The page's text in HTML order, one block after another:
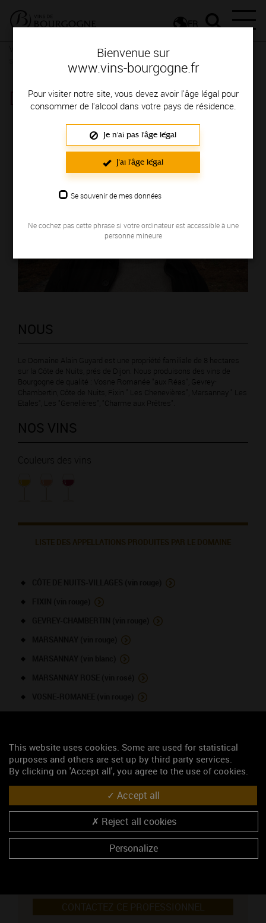
Bienvenue sur
www.vins-bourgogne.fr
Pour visiter notre site, vous devez avoir l'âge légal pour
consommer de l'alcool dans votre pays de résidence.
Je n'ai pas l'âge légal
J'ai l'âge légal
Se souvenir de mes données
Ne cochez pas cette phrase si votre ordinateur est accessible à une
personne mineure
FR
Femmes et hommes passionnés
DOMAINE GUYARD ALAIN
NOUS
Le Domaine Alain Guyard est une propriété familiale de 8 hectares
sur la Côte de Nuits, prés de Dijon. Nous produisons des vins de
Bourgogne de qualité : Vosne Romanée "aux Réas", Gevrey-
Chambertin, Côte de Nuits, Fixin " Les Chenevières", Marsannay " Les
Etales", Les "Genelières", "Charme aux Prêtres".
NOS VINS
Couleurs des vins
LISTE DES APPELLATIONS PRODUITES PAR LE DOMAINE
Domaine Guyard Alain
Viticulteur
10, rue du Puits de têt
21160 MARSANNAY-LA-COTE
Monsieur Guyard Alain
03 80 52 14 46
CONTACTEZ CE PROFESSIONNEL
This website uses cookies. Some are used for statistical
purposes and others are set up by third party services.
By clicking on 'Accept all', you agree to the use of cookies.
Accept all
Reject all cookies
Personalize